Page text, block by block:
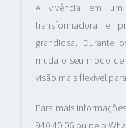
A vivência em
transformadora e
grandiosa. Durante
muda o seu modo
visão mais flexível
Para mais
940 40 06 ou pelo